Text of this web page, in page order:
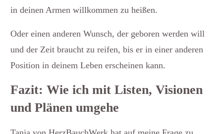
in deinen Armen willkommen zu heißen.
Oder einen anderen Wunsch, der geboren werden will
und der Zeit braucht zu reifen, bis er in einer anderen
Position in deinem Leben erscheinen kann.
Fazit: Wie ich mit Listen, Visionen
und Plänen umgehe